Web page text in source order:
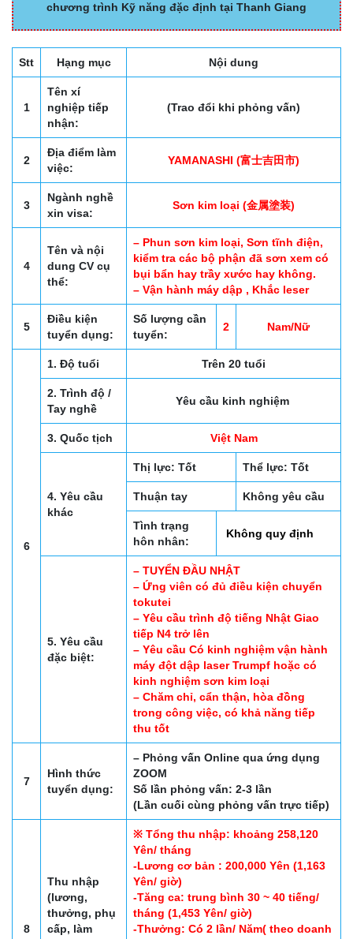
chương trình Kỹ năng đặc định tại Thanh Giang
Stt Hạng mục Nội dung
1
Tên xí
nghiệp tiếp
nhận:
(Trao đổi khi phỏng vấn)
2
Địa điểm làm
việc:
YAMANASHI (富士吉田市)
3
Ngành nghề
xin visa:
Sơn kim loại (金属塗装)
4
Tên và nội
dung CV cụ
thể:
– Phun sơn kim loại, Sơn tĩnh điện,
kiểm tra các bộ phận đã sơn xem có
bụi bẩn hay trầy xước hay không.
– Vận hành máy dập , Khắc leser
5
Điều kiện
tuyển dụng:
Số lượng cần
tuyển:
2 Nam/Nữ
6
1. Độ tuổi Trên 20 tuổi
2. Trình độ /
Tay nghề
Yêu cầu kinh nghiệm
3. Quốc tịch Việt Nam
4. Yêu cầu
khác
Thị lực: Tốt Thể lực: Tốt
Thuận tay Không yêu cầu
Tình trạng
hôn nhân:
Không quy định
5. Yêu cầu
đặc biệt:
– TUYỂN ĐẦU NHẬT
– Ứng viên có đủ điều kiện chuyển
tokutei
– Yêu cầu trình độ tiếng Nhật Giao
tiếp N4 trở lên
– Yêu cầu Có kinh nghiệm vận hành
máy đột dập laser Trumpf hoặc có
kinh nghiệm sơn kim loại
– Chăm chỉ, cẩn thận, hòa đồng
trong công việc, có khả năng tiếp
thu tốt
7
Hình thức
tuyển dụng:
– Phỏng vấn Online qua ứng dụng
ZOOM
Số lần phỏng vấn: 2-3 lần
(Lần cuối cùng phỏng vấn trực tiếp)
8
Thu nhập
(lương,
thưởng, phụ
cấp, làm
※ Tổng thu nhập: khoảng 258,120
Yên/ tháng
-Lương cơ bản : 200,000 Yên (1,163
Yên/ giờ)
-Tăng ca: trung bình 30 ~ 40 tiếng/
tháng (1,453 Yên/ giờ)
-Thưởng: Có 2 lần/ Năm( theo doanh